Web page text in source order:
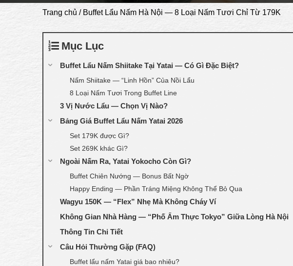
Trang chủ / Buffet Lẩu Nấm Hà Nội — 8 Loại Nấm Tươi Chỉ Từ 179K
Mục Lục
Buffet Lẩu Nấm Shiitake Tại Yatai — Có Gì Đặc Biệt?
Nấm Shiitake — “Linh Hồn” Của Nồi Lẩu
8 Loại Nấm Tươi Trong Buffet Line
3 Vị Nước Lẩu — Chọn Vị Nào?
Bảng Giá Buffet Lẩu Nấm Yatai 2026
Set 179K được Gì?
Set 269K khác Gì?
Ngoài Nấm Ra, Yatai Yokocho Còn Gì?
Buffet Chiên Nướng — Bonus Bất Ngờ
Happy Ending — Phần Tráng Miệng Không Thể Bỏ Qua
Wagyu 150K — “Flex” Nhẹ Mà Không Cháy Ví
Không Gian Nhà Hàng — “Phố Ẩm Thực Tokyo” Giữa Lòng Hà Nội
Thông Tin Chi Tiết
Câu Hỏi Thường Gặp (FAQ)
Buffet lẩu nấm Yatai giá bao nhiêu?